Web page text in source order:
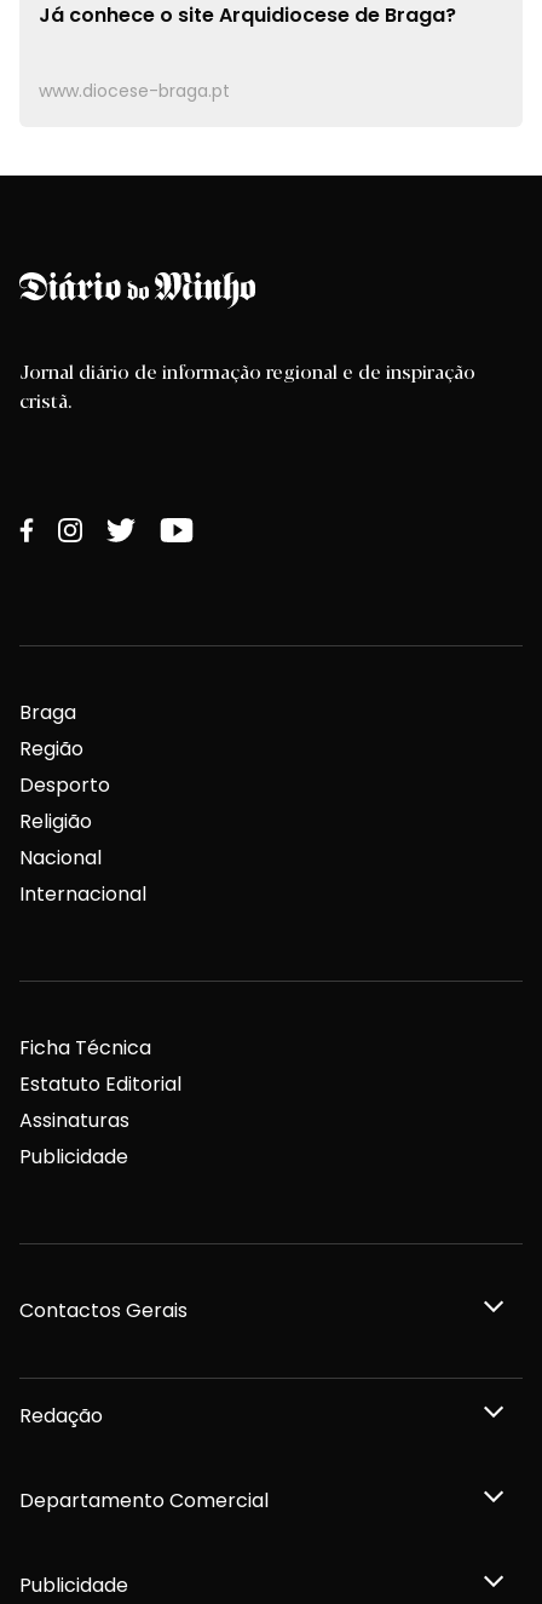
Já conhece o siteArquidiocese de Braga?
www.diocese-braga.pt
Jornal diário de informação regional e de inspiração
cristã.
Braga
Região
Desporto
Religião
Nacional
Internacional
Ficha Técnica
Estatuto Editorial
Assinaturas
Publicidade
Contactos Gerais
Redação
Departamento Comercial
Publicidade